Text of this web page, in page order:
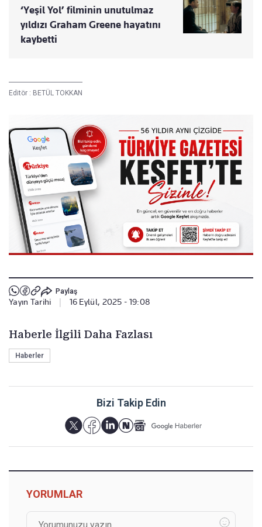
‘Yeşil Yol’ filminin unutulmaz
yıldızı Graham Greene hayatını
kaybetti
Editör : BETÜL TOKKAN
Paylaş
Yayın Tarihi 16 Eylül, 2025 - 19:08
Haberle İlgili Daha Fazlası
Haberler
Bizi Takip Edin
YORUMLAR